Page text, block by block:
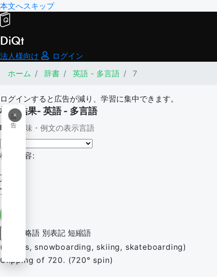
本文へスキップ
DiQt
法人様向け
ログイン
ホーム
辞書 英語 - 多言語 7
ログインすると広告が減り、学習に集中できます。
×
広
告
検索結果- 英語 - 多言語
意味・例文の表示言語
検索内容:
7
7
略語 別表記 短縮語
(sports, snowboarding, skiing, skateboarding)
Clipping of 720. (720° spin)